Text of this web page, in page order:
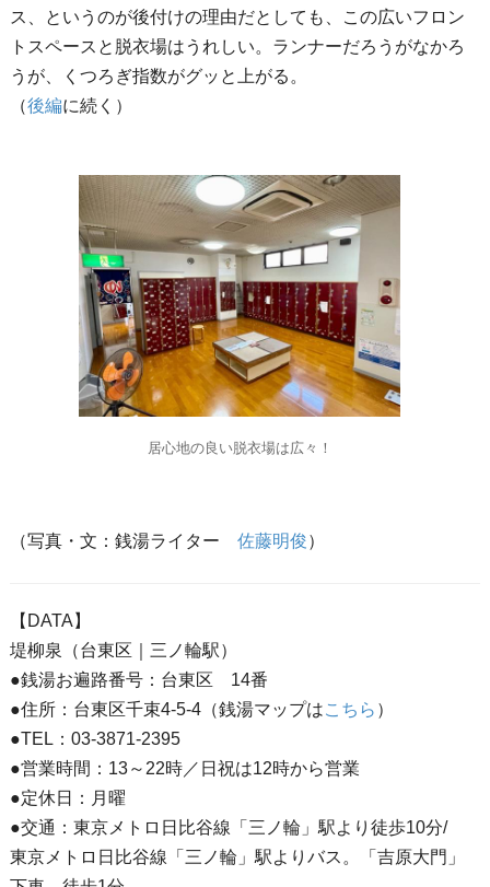
ス、というのが後付けの理由だとしても、この広いフロン
トスペースと脱衣場はうれしい。ランナーだろうがなかろ
うが、くつろぎ指数がグッと上がる。
（後編に続く）
居心地の良い脱衣場は広々！
（写真・文：銭湯ライター 佐藤明俊）
【DATA】
堤柳泉（台東区｜三ノ輪駅）
●銭湯お遍路番号：台東区 14番
●住所：台東区千束4-5-4（銭湯マップはこちら ）
●TEL：03-3871-2395
●営業時間：13～22時／日祝は12時から営業
●定休日：月曜
●交通：東京メトロ日比谷線「三ノ輪」駅より徒歩10分/
東京メトロ日比谷線「三ノ輪」駅よりバス。「吉原大門」